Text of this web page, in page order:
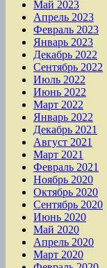
Май 2023
Апрель 2023
Февраль 2023
Январь 2023
Декабрь 2022
Сентябрь 2022
Июль 2022
Июнь 2022
Март 2022
Январь 2022
Декабрь 2021
Август 2021
Март 2021
Февраль 2021
Ноябрь 2020
Октябрь 2020
Сентябрь 2020
Июнь 2020
Май 2020
Апрель 2020
Март 2020